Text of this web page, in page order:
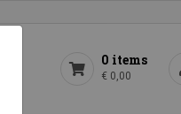
0 items
€ 0,00